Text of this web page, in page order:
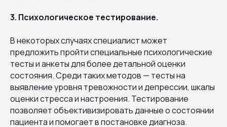
3. Психологическое тестирование.
В некоторых случаях специалист может
предложить пройти специальные психологические
тесты и анкеты для более детальной оценки
состояния. Среди таких методов — тесты на
выявление уровня тревожности и депрессии, шкалы
оценки стресса и настроения. Тестирование
позволяет объективизировать данные о состоянии
пациента и помогает в постановке диагноза.